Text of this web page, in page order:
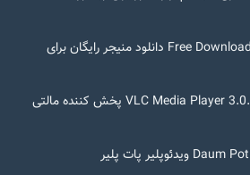
دانلود Free Download Manager 6.30 دانلود منیجر رایگان برای
دانلود VLC Media Player 3.0.21 Win/macOS پخش کننده مالتی